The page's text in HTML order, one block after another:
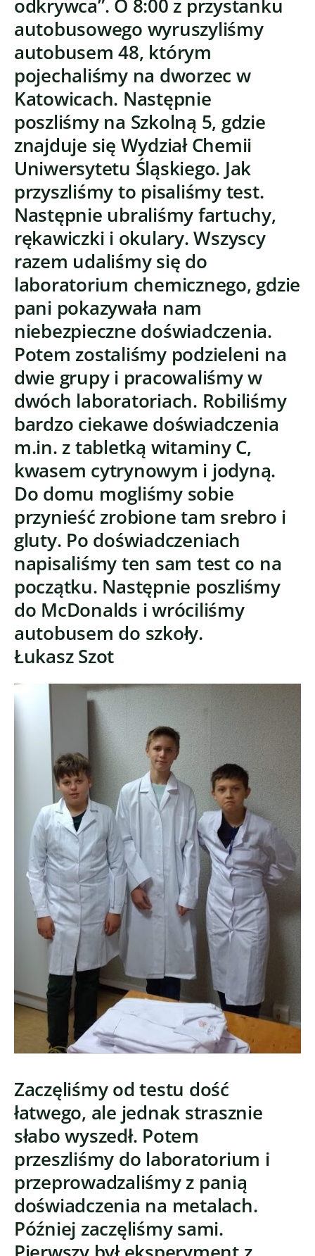
odkrywca”. O 8:00 z przystanku
autobusowego wyruszyliśmy
autobusem 48, którym
pojechaliśmy na dworzec w
Katowicach. Następnie
poszliśmy na Szkolną 5, gdzie
znajduje się Wydział Chemii
Uniwersytetu Śląskiego. Jak
przyszliśmy to pisaliśmy test.
Następnie ubraliśmy fartuchy,
rękawiczki i okulary. Wszyscy
razem udaliśmy się do
laboratorium chemicznego, gdzie
pani pokazywała nam
niebezpieczne doświadczenia.
Potem zostaliśmy podzieleni na
dwie grupy i pracowaliśmy w
dwóch laboratoriach. Robiliśmy
bardzo ciekawe doświadczenia
m.in. z tabletką witaminy C,
kwasem cytrynowym i jodyną.
Do domu mogliśmy sobie
przynieść zrobione tam srebro i
gluty. Po doświadczeniach
napisaliśmy ten sam test co na
początku. Następnie poszliśmy
do McDonalds i wróciliśmy
autobusem do szkoły.
Łukasz Szot
Zaczęliśmy od testu dość
łatwego, ale jednak strasznie
słabo wyszedł. Potem
przeszliśmy do laboratorium i
przeprowadzaliśmy z panią
doświadczenia na metalach.
Później zaczęliśmy sami.